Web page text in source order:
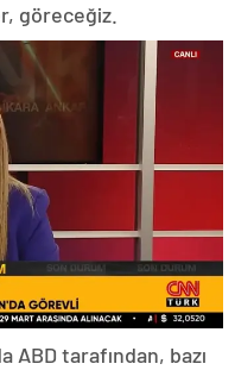
göreceğiz.
ABD tarafından, bazı